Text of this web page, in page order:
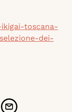
toscana-
dei-